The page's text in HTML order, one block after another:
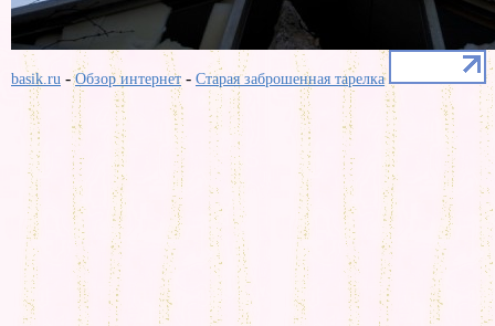
basik.ru -Обзор интернет - Старая заброшенная тарелка